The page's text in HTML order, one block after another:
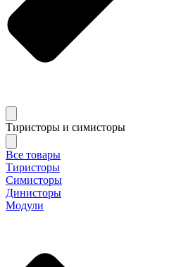
Тиристоры и симисторы
Все товары
Тиристоры
Симисторы
Динисторы
Модули